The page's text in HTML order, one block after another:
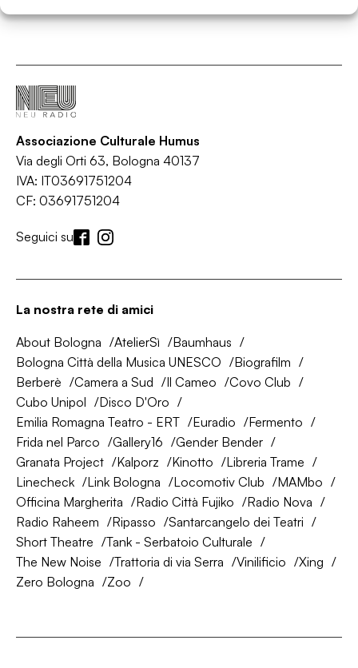
Associazione Culturale Humus
Via degli Orti 63, Bologna 40137
IVA: IT03691751204
CF: 03691751204
Seguici su
La nostra rete di amici
About Bologna AtelierSì
Baumhaus
Bologna Città della Musica UNESCO
Biografilm
Berberè
Camera a Sud Il Cameo
Covo Club
Cubo Unipol
Disco D'Oro
Emilia Romagna Teatro - ERT
Euradio
Fermento
Frida nel Parco
Gallery16
Gender Bender
Granata Project
Kalporz Kinotto
Libreria Trame
Linecheck
Link Bologna Locomotiv Club
MAMbo
Officina Margherita
Radio Città Fujiko
Radio Nova
Radio Raheem
Ripasso
Santarcangelo dei Teatri
Short Theatre
Tank - Serbatoio Culturale
The New Noise
Trattoria di via Serra Vinilificio
Xing
Zero Bologna
Zoo